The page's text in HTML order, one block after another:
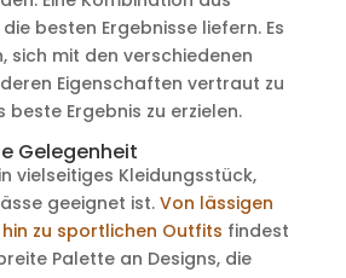
besten Ergebnisse liefern. Es
sich mit den verschiedenen
Eigenschaften vertraut zu
beste Ergebnis zu erzielen.
Gelegenheit
vielseitiges Kleidungsstück,
geeignet ist.Von lässigen
zu sportlichen Outfits findest
Palette an Designs, die